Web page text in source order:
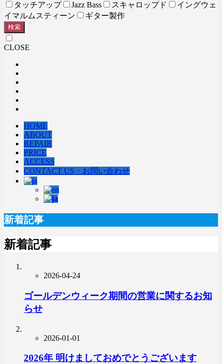
タッチアップ
Jazz Bass スキャロップド
イングウェ
イマルムスティーン
ギター製作
検索
CLOSE
HOME
ABOUT
REPAIR
PRICE
ACCESS
CONTACT US・お問い合わせ
新着記事
新着記事
2026-04-24
ゴールデンウィーク期間の営業に関するお知
らせ
2026-01-01
2026年 明けましておめでとうございます